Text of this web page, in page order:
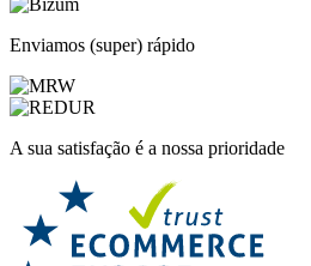
Enviamos (super) rápido
A sua satisfação é a nossa prioridade